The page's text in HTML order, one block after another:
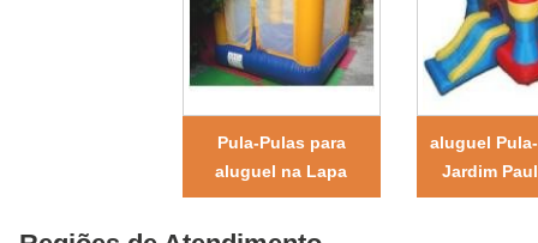
Pula-Pulas para
aluguel na Lapa
aluguel
Jardim